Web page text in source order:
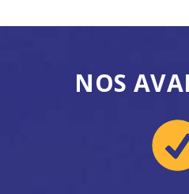
NOS